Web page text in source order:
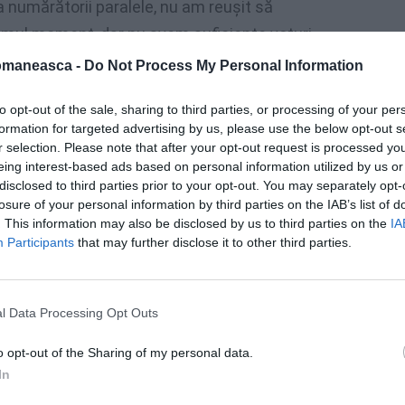
- Do Not Process My Personal Information
opt-out of the sale, sharing to third parties, or processing of your
for targeted advertising by us, please use the below opt-out
selection. Please note that after your opt-out request is processed
interest-based ads based on personal information utilized by us
to third parties prior to your opt-out. You may separately
of your personal information by third parties on the IAB’s list of
This information may also be disclosed by us to third parties on the
Participants that may further disclose it to other third parties.
Data Processing Opt Outs
opt-out of the Sharing of my personal data.
paralele, nu am reuşit să
moment, dar nu avem suficiente voturi.
sute de mii de români cu care am
ei, miile de kilometri pe care i-am
colegii mei, care au muncit enorm în
mândru de ceea ce am reuşit să facem.”,
de Autoritatea Electorală Centrală este